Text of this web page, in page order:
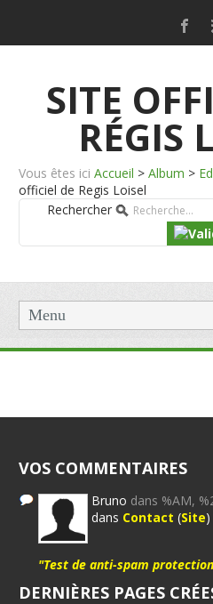
SITE
RÉGIS
Vous êtes ici Accueil > Album >
officiel de Regis Loisel
Rechercher
Menu
VOS COMMENTAIRES
Bruno dans %AM,
dans Contact (Site)
"Test de anti-spam
DERNIÈRES PAGES